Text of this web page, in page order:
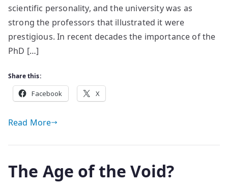
scientific personality, and the university was as
strong the professors that illustrated it were
prestigious. In recent decades the importance of the
PhD […]
Share this:
Facebook X
Read More
The Age of the Void?